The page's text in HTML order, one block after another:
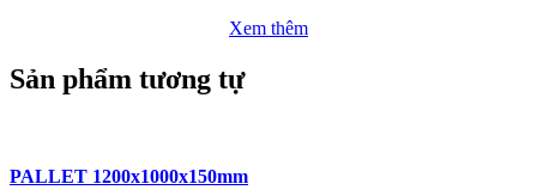
Xem thêm
Sản phẩm tương tự
PALLET 1200x1000x150mm